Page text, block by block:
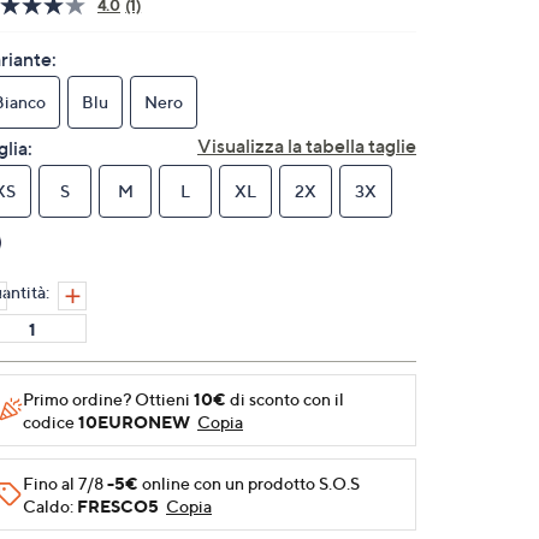
4.0 Leggi
Stesso
link
alla
pagina.
(1)
Blu Nero
Visualizza la tabella taglie
S M L XL 2X 3X
Primo ordine? Ottieni 10€ di sconto con il
codice10EURONEW Copia
Fino al 7/8-5€ online con un prodotto S.O.S
Caldo: FRESCO5 Copia